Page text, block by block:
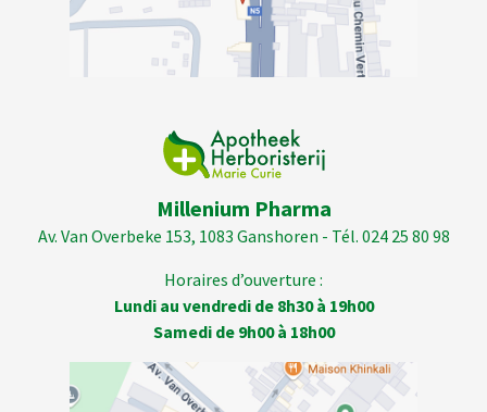
Millenium Pharma
Av. Van Overbeke 153, 1083 Ganshoren - Tél. 024 25 80 98
Horaires d’ouverture :
Lundi au vendredi de 8h30 à 19h00
Samedi de 9h00 à 18h00